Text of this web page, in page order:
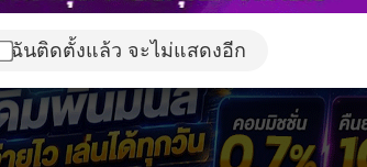
ฉันติดตั้งแล้ว จะไม่แสดงอีก